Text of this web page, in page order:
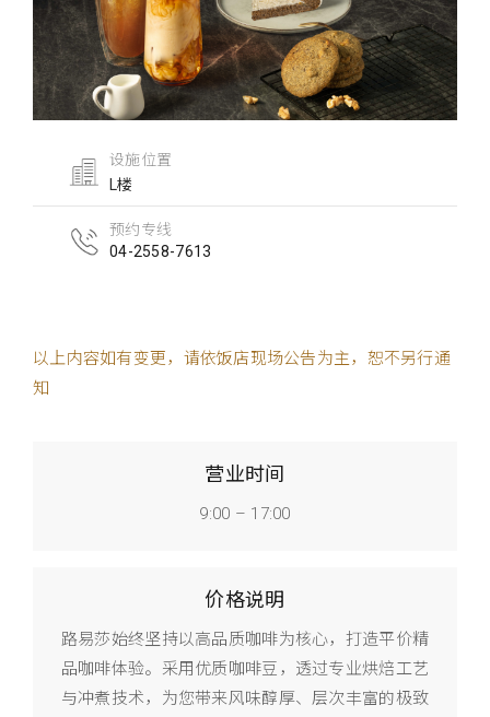
设施位置
L楼
预约专线
04-2558-7613
以上内容如有变更，请依饭店现场公告为主，恕不另行通
知
营业时间
9:00 – 17:00
价格说明
路易莎始终坚持以高品质咖啡为核心，打造平价精
品咖啡体验。采用优质咖啡豆，透过专业烘焙工艺
与冲煮技术，为您带来风味醇厚、层次丰富的极致